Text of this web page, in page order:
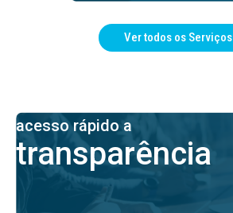
Ver todos os Serviços
acesso rápido a
transparência